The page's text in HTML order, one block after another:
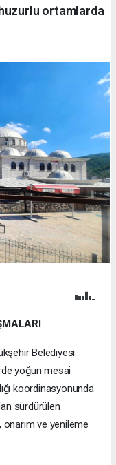
ortamlarda
Belediyesi
yoğun mesai
koordinasyonunda
sürdürülen
onarım ve yenileme